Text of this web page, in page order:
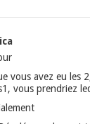
vous avez eu les
vous prendriez